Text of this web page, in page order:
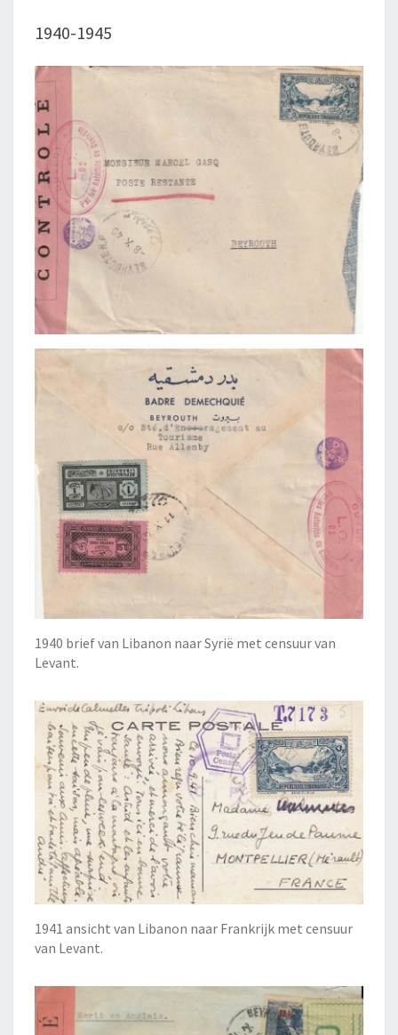
1940-1945
1940 brief van Libanon naar Syrië met censuur van
Levant.
1941 ansicht van Libanon naar Frankrijk met censuur
van Levant.